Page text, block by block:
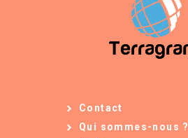
Contact
Qui sommes-nous ?